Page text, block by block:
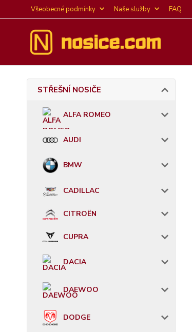
Všeobecné podmínky Naše služby FAQ
STŘEŠNÍ NOSIČE
ALFA ROMEO
AUDI
BMW
CADILLAC
CITROËN
CUPRA
DACIA
DAEWOO
DODGE